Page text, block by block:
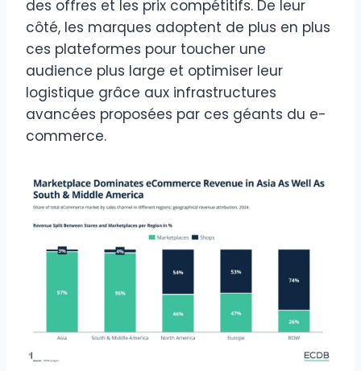
des offres et les prix compétitifs. De leur
côté, les marques adoptent de plus en plus
ces plateformes pour toucher une
audience plus large et optimiser leur
logistique grâce aux infrastructures
avancées proposées par ces géants du e-
commerce.